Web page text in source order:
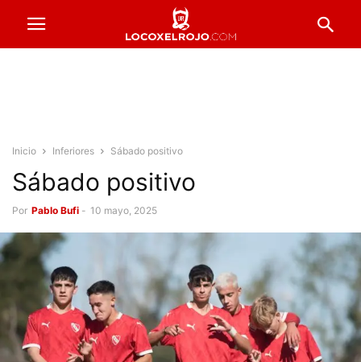
Inicio Inferiores Sábado positivo
Sábado positivo
Por Pablo Bufi - 10 mayo, 2025